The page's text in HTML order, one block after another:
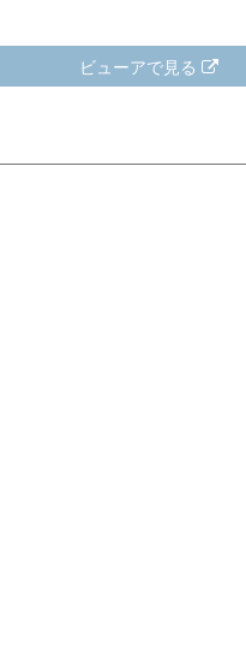
ビューアで見る